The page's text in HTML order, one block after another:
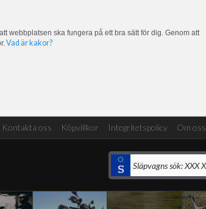
webbplatsen ska fungera på ett bra sätt för dig. Genom att
Vad är kakor?
Kontakta oss Köpvillkor Integritetspolicy Om oss